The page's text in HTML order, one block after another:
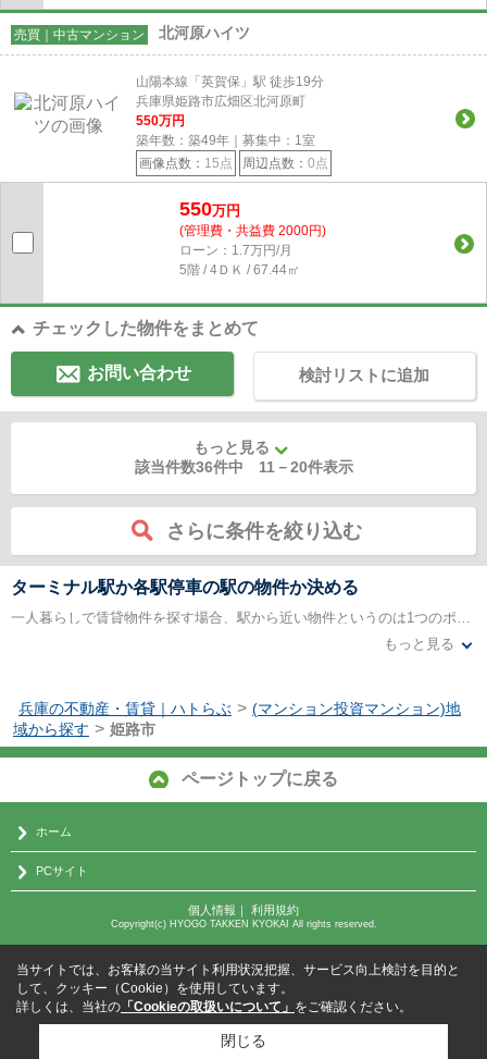
売買｜中古マンション 北河原ハイツ
山陽本線「英賀保」駅 徒歩19分
兵庫県姫路市広畑区北河原町
550万円
築年数：築49年｜募集中： 1室
画像点数： 15点 周辺点数： 0点
550万円
(管理費・共益費 2000円)
ローン：1.7万円/月
5階 / 4ＤＫ / 67.44㎡
チェックした物件をまとめて
お問い合わせ 検討リストに追加
もっと見る
該当件数36件中 11 －20件表示
さらに条件を絞り込む
ターミナル駅か各駅停車の駅の物件か決める
一人暮らしで賃貸物件を探す場合、駅から近い物件というのは1つのポイントになってくると思います。そして更にどこの駅を選ぶのかということも大きなポイントです。例えば姫路市でマンションを探す場合、姫路駅のような大きなターミナル駅かそこから少し離れた駅にするか決めなければいけません。ターミナル駅には複数の路線が乗り入れていることが多いので、どこかの路線で事故があった場合でも、別の路線で目的地に向かうことも可能です。急行や快速などが停まり移動時間も短縮されます。
一方でそういったターミナル駅の物件は、駅近くの物件は家賃が非常に高い傾向にあり、どうしても徒歩15分以上の場所を探さざる得ないこともあります。そう考えるとターミナル駅を外し、駅から徒歩5分、10分以内という物件を探す方が便利だったりします。小さな駅は買い物をする場所が限られてしまったり、電車で出るにしても急行が停まらなかったりといった不便さはあります。自分の暮らしやすい物件を探すために必要なことは、どちらの便利さを取るかという選択をすることです。
もっと見る
兵庫の不動産・賃貸｜ハトらぶ > (マンション投資マンション)地
域から探す > 姫路市
ページトップに戻る
ホーム
PCサイト
個人情報 ｜ 利用規約
Copyright(c) HYOGO TAKKEN KYOKAI All rights reserved.
当サイトでは、お客様の当サイト利用状況把握、サービス向上検討を目的と
して、クッキー（Cookie）を使用しています。
詳しくは、当社の 「Cookieの取扱いについて」 をご確認ください。
閉じる